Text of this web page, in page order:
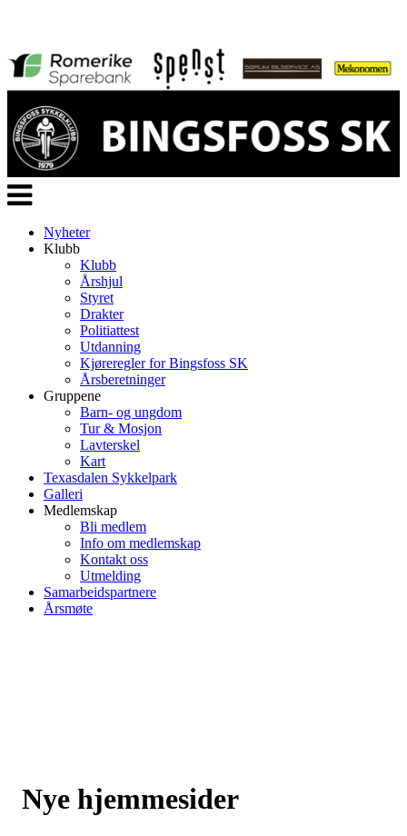
Veksle
navigasjon
Nyheter
Klubb
Klubb
Årshjul
Styret
Drakter
Politiattest
Utdanning
Kjøreregler for Bingsfoss SK
Årsberetninger
Gruppene
Barn- og ungdom
Tur & Mosjon
Lavterskel
Kart
Texasdalen Sykkelpark
Galleri
Medlemskap
Bli medlem
Info om medlemskap
Kontakt oss
Utmelding
Samarbeidspartnere
Årsmøte
Nye hjemmesider